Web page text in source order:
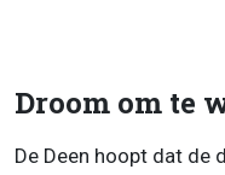
Droom om te
De Deen hoopt dat de